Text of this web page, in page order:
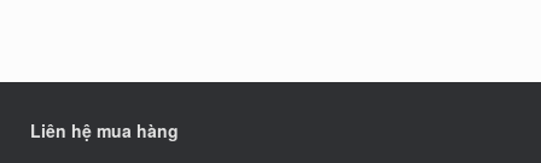
Liên hệ mua hàng